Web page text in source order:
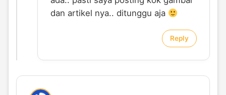
dan artikel nya.. ditunggu aja
Reply